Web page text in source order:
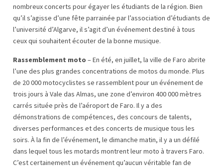
nombreux concerts pour égayer les étudiants de la région. Bien
qu’il s’agisse d’une fête parrainée par l’association d’étudiants de
l’université d’Algarve, il s’agit d’un événement destiné à tous
ceux qui souhaitent écouter de la bonne musique.
Rassemblement moto – En été, en juillet, la ville de Faro abrite
l’une des plus grandes concentrations de motos du monde. Plus
de 20 000 motocyclistes se rassemblent pour un événement de
trois jours à Vale das Almas, une zone d’environ 400 000 mètres
carrés située près de l’aéroport de Faro. Il y a des
démonstrations de compétences, des concours de talents,
diverses performances et des concerts de musique tous les
soirs. À la fin de l’événement, le dimanche matin, il y a un défilé
dans lequel tous les motards montrent leur moto à travers Faro.
C’est certainement un événement qu’aucun véritable fan de